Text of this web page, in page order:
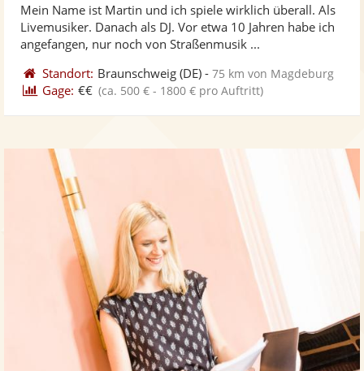
Fotos
5
Mein Name ist Martin und ich spiele wirklich überall. Als
Livemusiker. Danach als DJ. Vor etwa 10 Jahren habe ich
angefangen, nur noch von Straßenmusik ...
Standort: Braunschweig (DE) -75 km von Magdeburg
Gage: €€ (ca. 500 € - 1800 € pro Auftritt)